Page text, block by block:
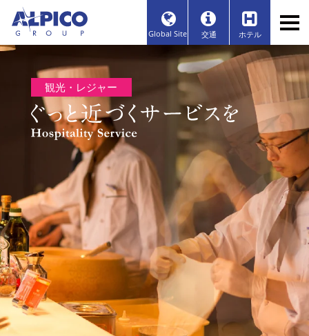
Global Site 交通 ホテル
観光・レジャー